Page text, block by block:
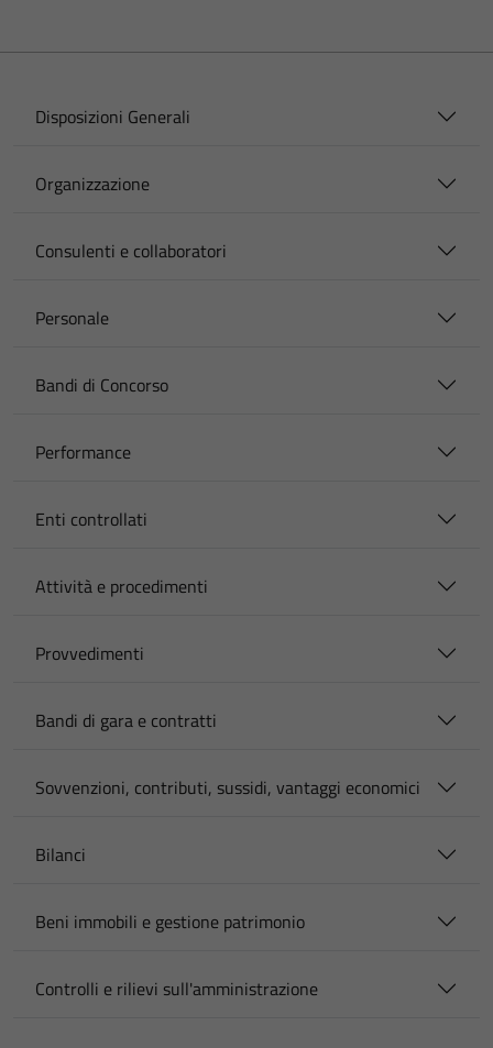
Disposizioni Generali
Organizzazione
Consulenti e collaboratori
Personale
Bandi di Concorso
Performance
Enti controllati
Attività e procedimenti
Provvedimenti
Bandi di gara e contratti
Sovvenzioni, contributi, sussidi, vantaggi economici
Bilanci
Beni immobili e gestione patrimonio
Controlli e rilievi sull'amministrazione